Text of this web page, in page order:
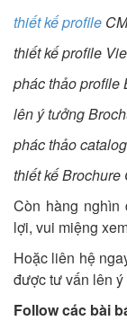
thiết kế profile
thiết kế profile
phác thảo profile
lên ý tưởng
phác thảo
thiết kế
Còn hàng nghìn
lợi, vui miệng
Hoặc liên hệ
được tư vấn lên
Follow các bài